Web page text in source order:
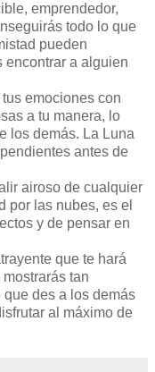
emprendedor,
todo lo que
pueden
encontrar a alguien
emociones con
a tu manera, lo
los demás. La Luna
antes de
airoso de cualquier
por las nubes, es el
y de pensar en
que te hará
tan
des a los demás
al máximo de